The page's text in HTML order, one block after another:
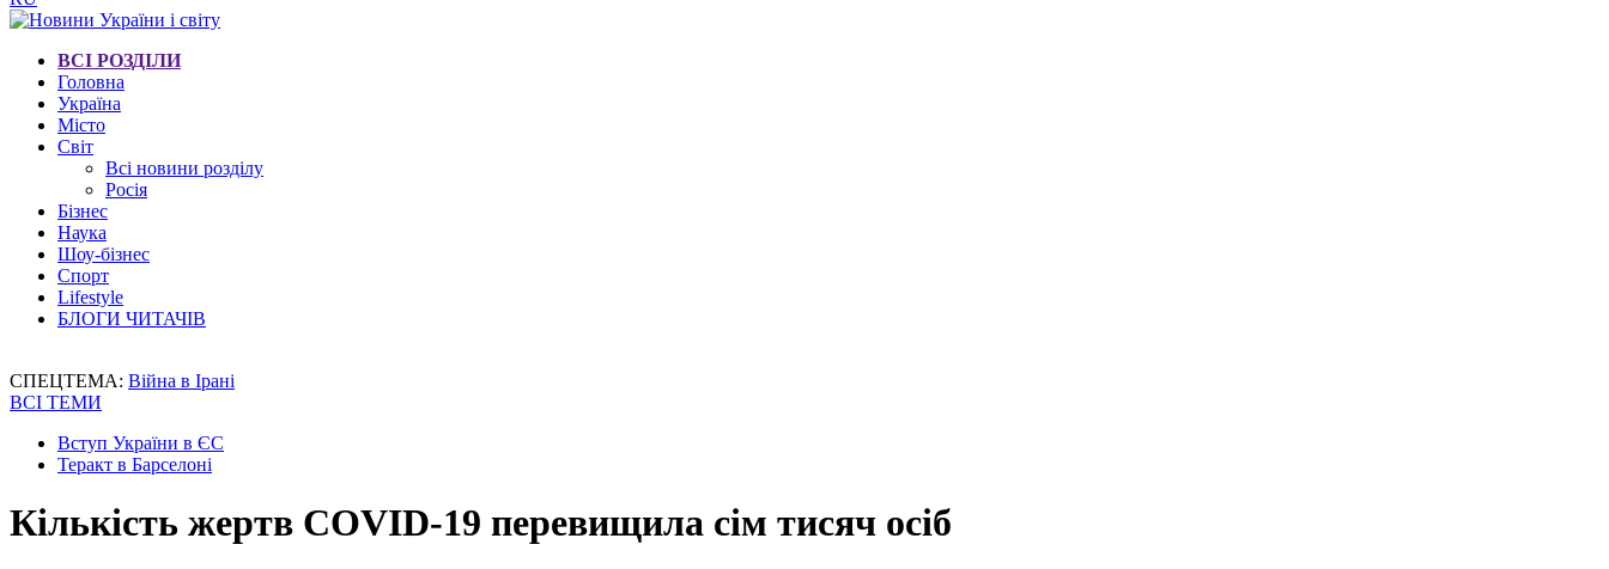
ВСІ РОЗДІЛИ
Головна
Україна
Місто
Світ
Всі новини розділу
Росія
Бізнес
Наука
Шоу-бізнес
Спорт
Lifestyle
БЛОГИ ЧИТАЧІВ
СПЕЦТЕМА: Війна в Ірані
ВСІ ТЕМИ
Вступ України в ЄС
Теракт в Барселоні
Кількість жертв COVID-19 перевищила сім тисяч осіб